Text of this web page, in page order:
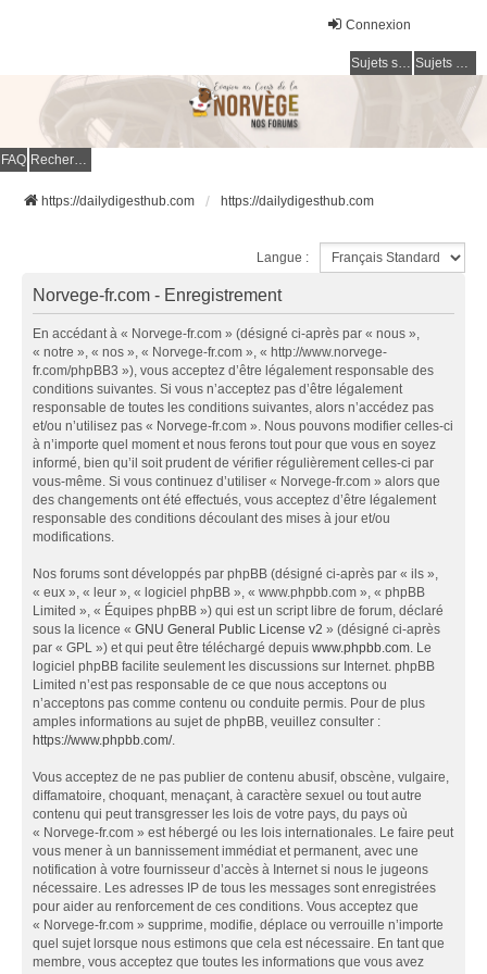
Connexion
Sujets sans réponse Sujets actifs
FAQ Rechercher
https://dailydigesthub.com https://dailydigesthub.com
Langue :
Norvege-fr.com - Enregistrement
En accédant à « Norvege-fr.com » (désigné ci-après par « nous »,
« notre », « nos », « Norvege-fr.com », « http://www.norvege-
fr.com/phpBB3 »), vous acceptez d’être légalement responsable des
conditions suivantes. Si vous n’acceptez pas d’être légalement
responsable de toutes les conditions suivantes, alors n’accédez pas
et/ou n’utilisez pas « Norvege-fr.com ». Nous pouvons modifier celles-ci
à n’importe quel moment et nous ferons tout pour que vous en soyez
informé, bien qu’il soit prudent de vérifier régulièrement celles-ci par
vous-même. Si vous continuez d’utiliser « Norvege-fr.com » alors que
des changements ont été effectués, vous acceptez d’être légalement
responsable des conditions découlant des mises à jour et/ou
modifications.
Nos forums sont développés par phpBB (désigné ci-après par « ils »,
« eux », « leur », « logiciel phpBB », « www.phpbb.com », « phpBB
Limited », « Équipes phpBB ») qui est un script libre de forum, déclaré
sous la licence « GNU General Public License v2 » (désigné ci-après
par « GPL ») et qui peut être téléchargé depuis www.phpbb.com. Le
logiciel phpBB facilite seulement les discussions sur Internet. phpBB
Limited n’est pas responsable de ce que nous acceptons ou
n’acceptons pas comme contenu ou conduite permis. Pour de plus
amples informations au sujet de phpBB, veuillez consulter :
https://www.phpbb.com/.
Vous acceptez de ne pas publier de contenu abusif, obscène, vulgaire,
diffamatoire, choquant, menaçant, à caractère sexuel ou tout autre
contenu qui peut transgresser les lois de votre pays, du pays où
« Norvege-fr.com » est hébergé ou les lois internationales. Le faire peut
vous mener à un bannissement immédiat et permanent, avec une
notification à votre fournisseur d’accès à Internet si nous le jugeons
nécessaire. Les adresses IP de tous les messages sont enregistrées
pour aider au renforcement de ces conditions. Vous acceptez que
« Norvege-fr.com » supprime, modifie, déplace ou verrouille n’importe
quel sujet lorsque nous estimons que cela est nécessaire. En tant que
membre, vous acceptez que toutes les informations que vous avez